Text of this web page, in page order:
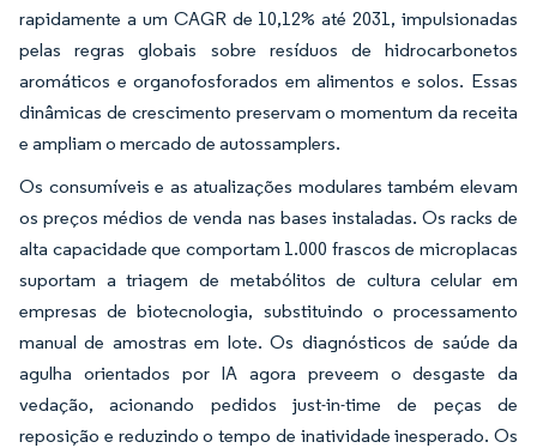
rapidamente a um CAGR de 10,12% até 2031, impulsionadas
pelas regras globais sobre resíduos de hidrocarbonetos
aromáticos e organofosforados em alimentos e solos. Essas
dinâmicas de crescimento preservam o momentum da receita
e ampliam o mercado de autossamplers.
Os consumíveis e as atualizações modulares também elevam
os preços médios de venda nas bases instaladas. Os racks de
alta capacidade que comportam 1.000 frascos de microplacas
suportam a triagem de metabólitos de cultura celular em
empresas de biotecnologia, substituindo o processamento
manual de amostras em lote. Os diagnósticos de saúde da
agulha orientados por IA agora preveem o desgaste da
vedação, acionando pedidos just-in-time de peças de
reposição e reduzindo o tempo de inatividade inesperado. Os